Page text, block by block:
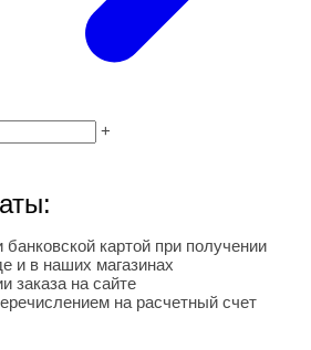
+
картой при получении
и в наших магазинах
заказа на сайте
на расчетный счет